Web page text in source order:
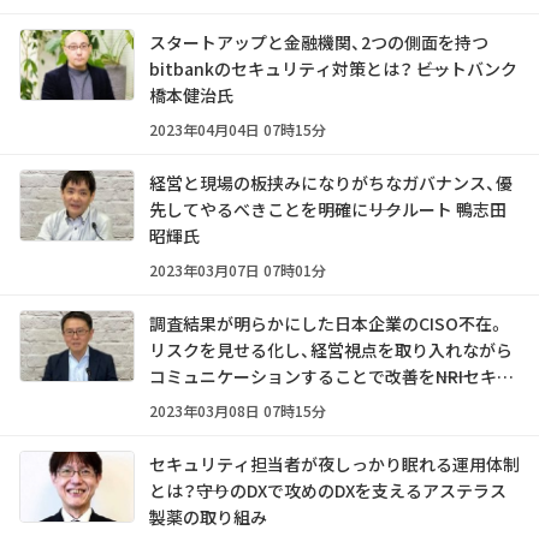
スタートアップと金融機関、2つの側面を持つ
bitbankのセキュリティ対策とは？ ――ビットバンク
橋本健治氏
2023年04月04日 07時15分
経営と現場の板挟みになりがちなガバナンス、優
先してやるべきことを明確に――リクルート 鴨志田
昭輝氏
2023年03月07日 07時01分
調査結果が明らかにした日本企業のCISO不在。
リスクを見せる化し、経営視点を取り入れながら
コミュニケーションすることで改善を――NRIセキュ
アテクノロジーズ 足立道拡氏
2023年03月08日 07時15分
セキュリティ担当者が夜しっかり眠れる運用体制
とは？――守りのDXで攻めのDXを支えるアステラス
製薬の取り組み